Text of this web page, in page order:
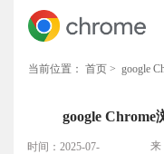
当前位置： 首页 > google
google
时间：2025-07-
来